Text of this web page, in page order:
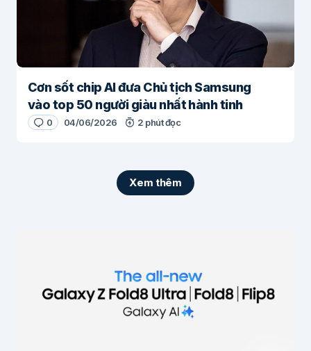
Cơn sốt chip AI đưa Chủ tịch Samsung
vào top 50 người giàu nhất hành tinh
0 04/06/2026 2 phút đọc
Xem thêm